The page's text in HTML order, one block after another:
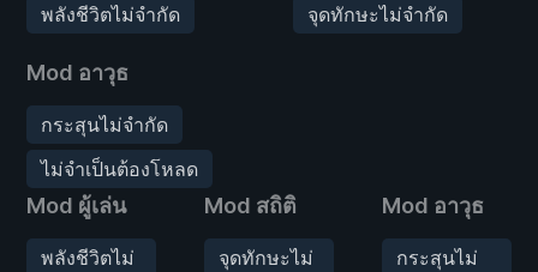
พลังชีวิตไม่จำกัด
Mod อาวุธ
กระสุนไม่จำกัด
ไม่จำเป็นต้องโหลด
จุดทักษะไม่จำกัด
Mod ผู้เล่น
พลังชีวิตไม่
Mod สถิติ
จุดทักษะไม่
Mod อาวุธ
กระสุนไม่